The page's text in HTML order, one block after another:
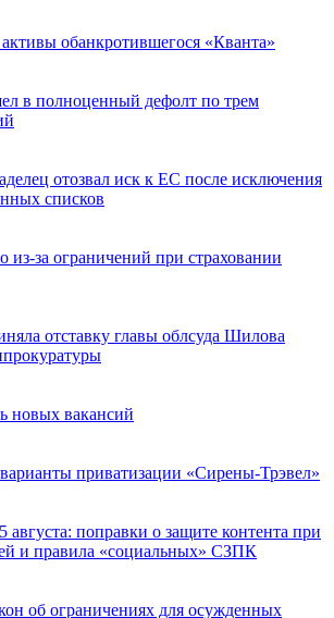
обанкротившегося «Кванта»
в полноценный дефолт по трем
отозвал иск к ЕС после исключения
списков
из-за ограничений при страховании
отставку главы облсуда Шилова
новых вакансий
приватизации «Сирены-Трэвел»
августа: поправки о защите контента при
и правила «социальных» СЗПК
об ограничениях для осужденных